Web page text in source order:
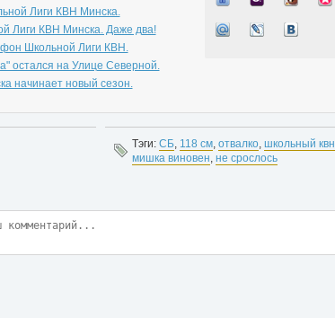
Лиги КВН Минска.
Лиги КВН Минска. Даже два!
Школьной Лиги КВН.
остался на Улице Северной.
начинает новый сезон.
Тэги: СБ, 118 см, отвалко, школьный квн
мишка виновен, не срослось